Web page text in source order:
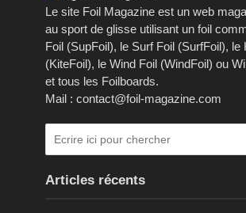
Le site Foil Magazine est un web
au sport de glisse utilisant un foil
Foil (SupFoil), le Surf Foil (SurfFoil), le
(KiteFoil), le Wind Foil (WindFoil) ou
et tous les Foilboards.
Mail : contact@foil-magazine.com
Articles récents